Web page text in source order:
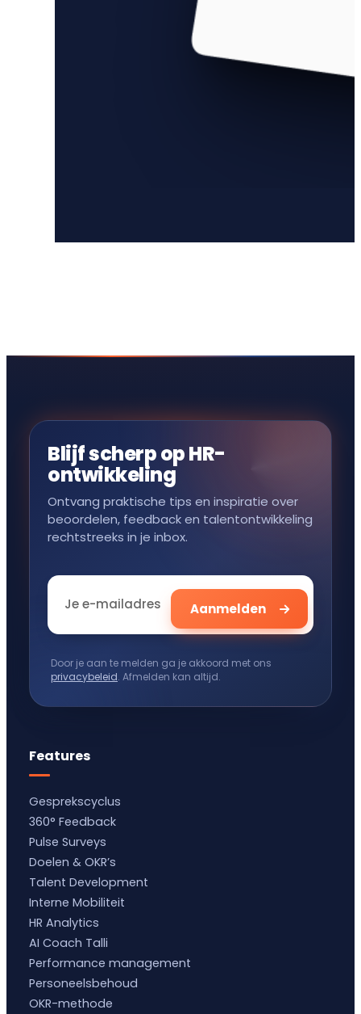
Blijf scherp op HR-
ontwikkeling
Ontvang praktische tips en inspiratie over
beoordelen, feedback en talentontwikkeling
rechtstreeks in je inbox.
Door je aan te melden ga je akkoord met ons
privacybeleid. Afmelden kan altijd.
Features
Gesprekscyclus
360° Feedback
Pulse Surveys
Doelen & OKR’s
Talent Development
Interne Mobiliteit
HR Analytics
AI Coach Talli
Performance management
Personeelsbehoud
OKR-methode